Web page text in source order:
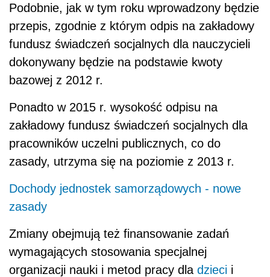
Podobnie, jak w tym roku wprowadzony będzie
przepis, zgodnie z którym odpis na zakładowy
fundusz świadczeń socjalnych dla nauczycieli
dokonywany będzie na podstawie kwoty
bazowej z 2012 r.
Ponadto w 2015 r. wysokość odpisu na
zakładowy fundusz świadczeń socjalnych dla
pracowników uczelni publicznych, co do
zasady, utrzyma się na poziomie z 2013 r.
Dochody jednostek samorządowych - nowe
zasady
Zmiany obejmują też finansowanie zadań
wymagających stosowania specjalnej
organizacji nauki i metod pracy dla dzieci i